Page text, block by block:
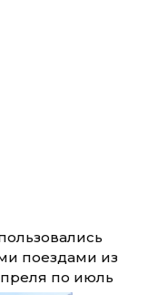
поездами из
по июль